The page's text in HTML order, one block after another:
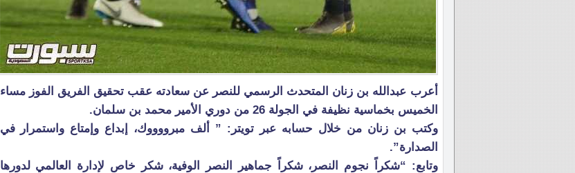
أعرب عبدالله بن زنان المتحدث الرسمي للنصر عن سعادته عقب تحقيق الفريق الفوز مساء
الخميس بخماسية نظيفة في الجولة 26 من دوري الأمير محمد بن سلمان.
وكتب بن زنان من خلال حسابه عبر تويتر: ” ألف مبرووووك، إبداع وإمتاع واستمرار في
الصدارة”.
وتابع: “شكراً نجوم النصر، شكراً جماهير النصر الوفية، شكر خاص لإدارة العالمي لدورها